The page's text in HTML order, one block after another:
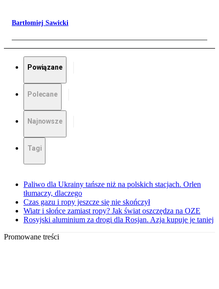
Bartłomiej Sawicki
Powiązane
Polecane
Najnowsze
Tagi
Paliwo dla Ukrainy tańsze niż na polskich stacjach. Orlen
tłumaczy, dlaczego
Czas gazu i ropy jeszcze się nie skończył
Wiatr i słońce zamiast ropy? Jak świat oszczędza na OZE
Rosyjski aluminium za drogi dla Rosjan. Azja kupuje je taniej
Promowane treści